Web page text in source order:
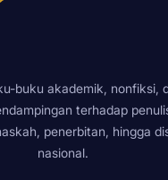
buku akademik, nonfiksi,
terhadap
penerbitan, hingga
nasional.